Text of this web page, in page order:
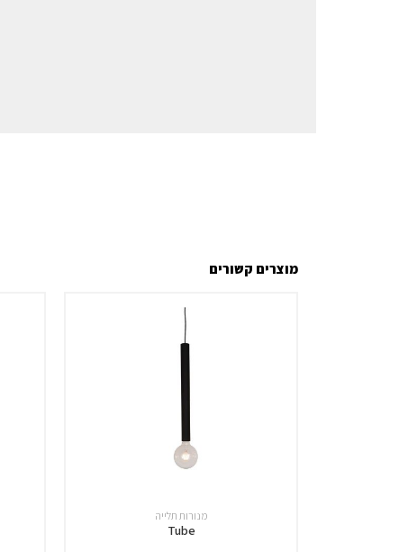
מוצרים קשורים
מנורות תלייה
Tube